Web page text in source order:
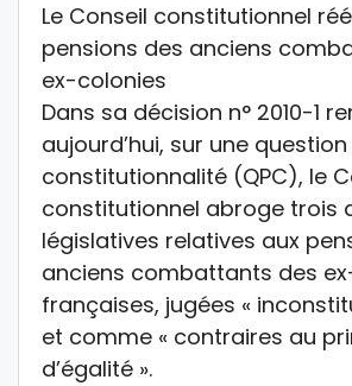
Le Conseil constitutionnel
pensions des anciens
ex-colonies
Dans sa décision n° 2010-1
aujourd’hui, sur une
constitutionnalité (QPC), le
constitutionnel abroge trois
législatives relatives aux
anciens combattants des
françaises, jugées «
et comme « contraires au
d’égalité ».